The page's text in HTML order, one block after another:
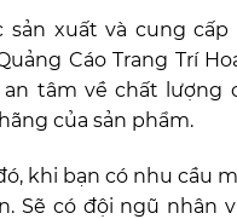
sản xuất và cung
Cáo Trang Trí
an tâm về chất lượng
của sản phẩm.
khi bạn có nhu cầu
Sẽ có đội ngũ nhân